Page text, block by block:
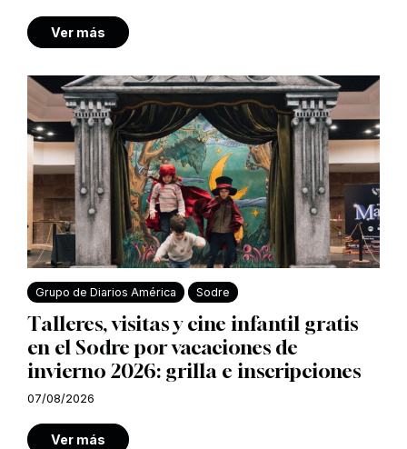
Ver más
Grupo de Diarios América Sodre
Talleres, visitas y cine infantil gratis
en el Sodre por vacaciones de
invierno 2026: grilla e inscripciones
07/08/2026
Ver más